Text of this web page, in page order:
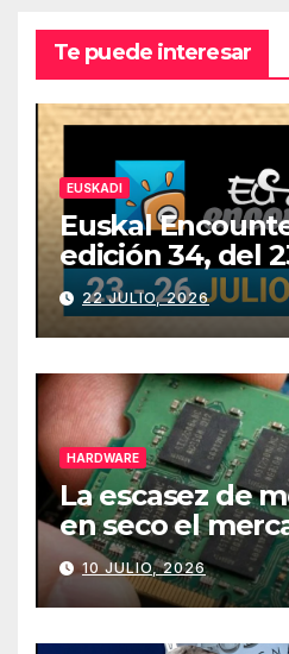
Te puede interesar
EUSKADI
Euskal
edición 34, del
julio
22 JULIO, 2026
HARDWARE
La escasez de
en seco el
de PCs
10 JULIO, 2026